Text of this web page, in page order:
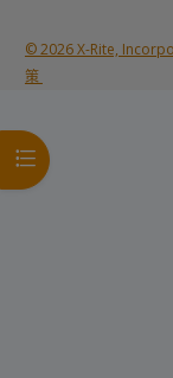
開啟課程索引
© 2026 X-Rite,
策